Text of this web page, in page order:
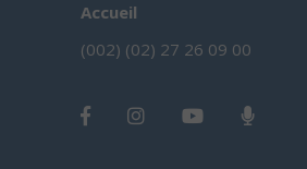
Accueil
(002) (02) 27 26 09 00